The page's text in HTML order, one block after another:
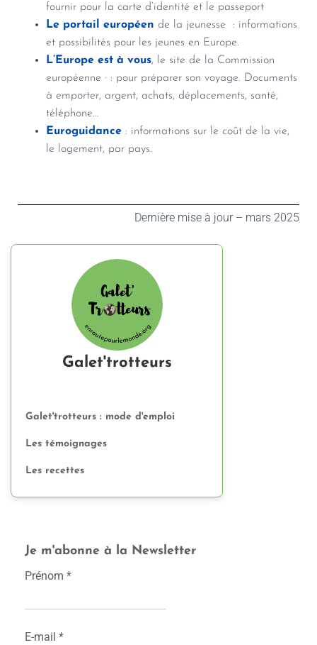
fournir pour la carte d’identité et le passeport
Le portail européen de la jeunesse : informations
et possibilités pour les jeunes en Europe.
L’Europe est à vous, le site de la Commission
européenne · : pour préparer son voyage. Documents
à emporter, argent, achats, déplacements, santé,
téléphone…
Euroguidance : informations sur le coût de la vie,
le logement, par pays.
Dernière mise à jour – mars 2025
Galet'trotteurs
Galet'trotteurs : mode d'emploi
Les témoignages
Les recettes
Je m'abonne à la Newsletter
Prénom *
E-mail *